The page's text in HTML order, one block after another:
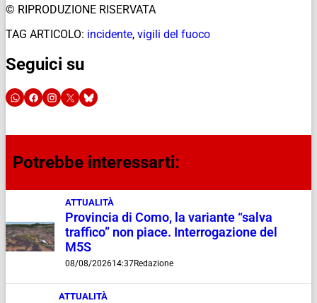
© RIPRODUZIONE RISERVATA
TAG ARTICOLO: incidente, vigili del fuoco
Seguici su
Potrebbe interessarti:
ATTUALITÀ
Provincia di Como, la variante “salva
traffico” non piace. Interrogazione del
M5S
08/08/202614:37Redazione
ATTUALITÀ